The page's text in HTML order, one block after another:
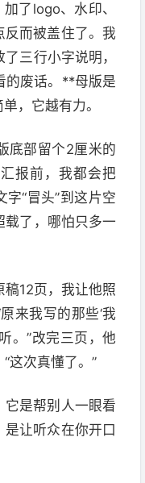
了logo、水印、
反而被盖住了。我
三行小字说明，
的废话。**母版是
，它越有力。
底部留个2厘米的
报前，我都会把
“冒头”到这片空
载了，哪怕只多一
12页，我让他照
来我写的那些‘我
。”改完三页，他
这次真懂了。”
它是帮别人一眼看
让听众在你开口